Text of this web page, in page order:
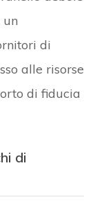
di
alle risorse
di fiducia
di